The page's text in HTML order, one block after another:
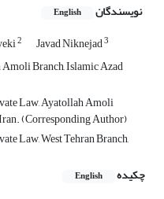
نویسندگان English
2 Javad Niknejad3
Branch, Islamic Azad
Law, Ayatollah Amoli
(Corresponding Author)
Law, West Tehran Branch,
چکیده
English